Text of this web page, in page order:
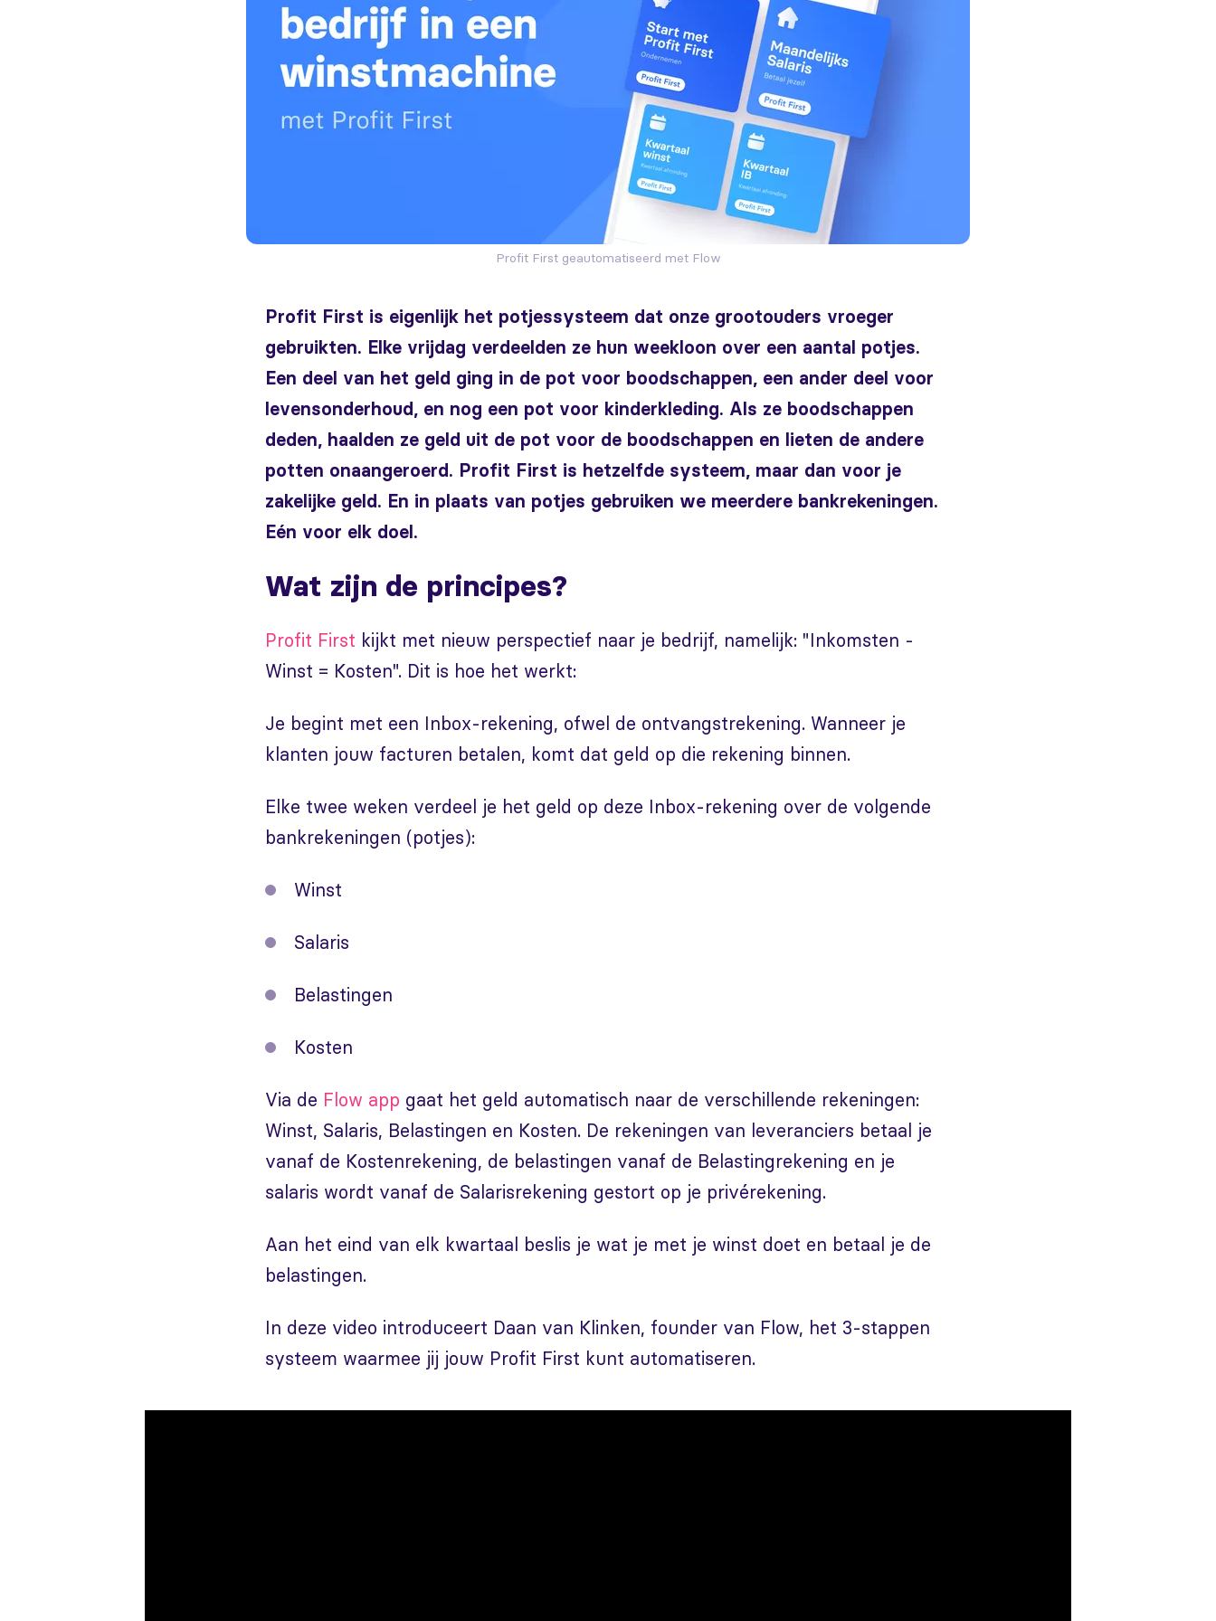
Profit First geautomatiseerd met Flow
Profit First is eigenlijk het potjessysteem dat onze grootouders vroeger
gebruikten. Elke vrijdag verdeelden ze hun weekloon over een aantal potjes.
Een deel van het geld ging in de pot voor boodschappen, een ander deel voor
levensonderhoud, en nog een pot voor kinderkleding. Als ze boodschappen
deden, haalden ze geld uit de pot voor de boodschappen en lieten de andere
potten onaangeroerd. Profit First is hetzelfde systeem, maar dan voor je
zakelijke geld. En in plaats van potjes gebruiken we meerdere bankrekeningen.
Eén voor elk doel.
Wat zijn de principes?
Profit First kijkt met nieuw perspectief naar je bedrijf, namelijk: "Inkomsten -
Winst = Kosten". Dit is hoe het werkt:
Je begint met een Inbox-rekening, ofwel de ontvangstrekening. Wanneer je
klanten jouw facturen betalen, komt dat geld op die rekening binnen.
Elke twee weken verdeel je het geld op deze Inbox-rekening over de volgende
bankrekeningen (potjes):
Winst
Salaris
Belastingen
Kosten
Via de Flow app gaat het geld automatisch naar de verschillende rekeningen:
Winst, Salaris, Belastingen en Kosten. De rekeningen van leveranciers betaal je
vanaf de Kostenrekening, de belastingen vanaf de Belastingrekening en je
salaris wordt vanaf de Salarisrekening gestort op je privérekening.
Aan het eind van elk kwartaal beslis je wat je met je winst doet en betaal je de
belastingen.
In deze video introduceert Daan van Klinken, founder van Flow, het 3-stappen
systeem waarmee jij jouw Profit First kunt automatiseren.